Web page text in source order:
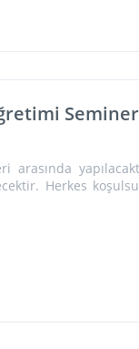
Herkes